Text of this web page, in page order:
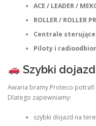
ACE / LEADER /
ROLLER / ROLLER
Centrale sterujące
Piloty i
Szybki
Awaria bramy Proteco
Dlatego zapewniamy:
szybki dojazd na